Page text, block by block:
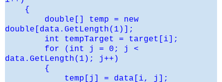
{
double[] temp = new
double[data.GetLength(1)];
int tempTarget = target[i];
for (int j = 0; j <
data.GetLength(1); j++)
{
temp[j] = data[i, j];